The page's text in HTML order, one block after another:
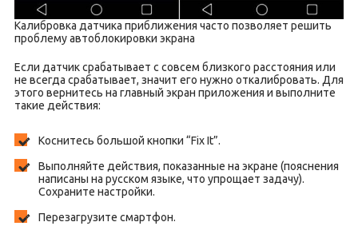
Калибровка датчика приближения часто позволяет решить
проблему автоблокировки экрана
Если датчик срабатывает с совсем близкого расстояния или
не всегда срабатывает, значит его нужно откалибровать. Для
этого вернитесь на главный экран приложения и выполните
такие действия:
Коснитесь большой кнопки “Fix It”.
Выполняйте действия, показанные на экране (пояснения
написаны на русском языке, что упрощает задачу).
Сохраните настройки.
Перезагрузите смартфон.